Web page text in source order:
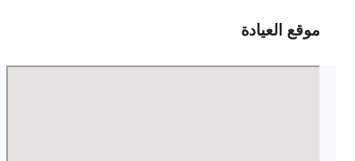
موقع العيادة